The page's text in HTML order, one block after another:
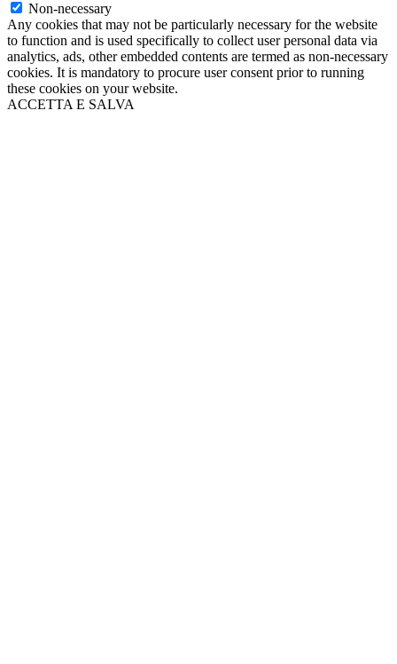
Non-necessary
Any cookies that may not be particularly necessary for the website
to function and is used specifically to collect user personal data via
analytics, ads, other embedded contents are termed as non-necessary
cookies. It is mandatory to procure user consent prior to running
these cookies on your website.
ACCETTA E SALVA